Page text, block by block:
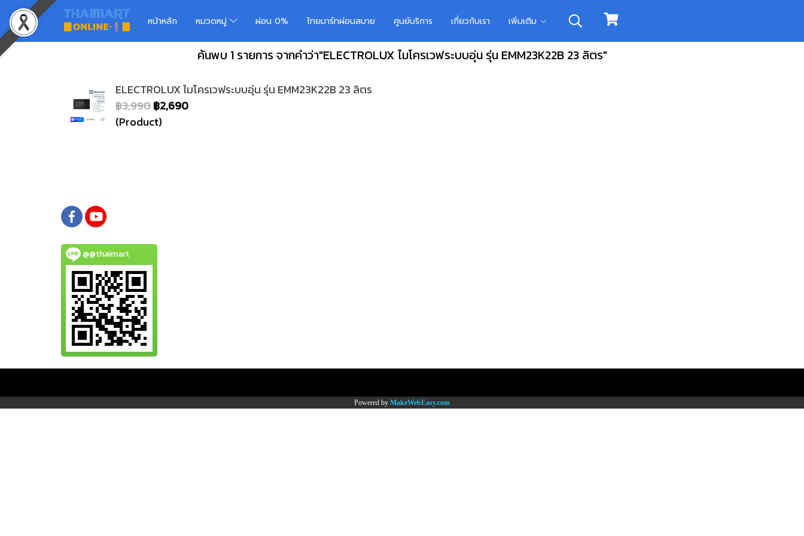
หน้าหลัก หมวดหมู่ ผ่อน 0% ไทยมาร์ทผ่อนสบาย ศูนย์บริการ เกี่ยวกับเรา เพิ่มเติม
ค้นพบ 1 รายการ จากคำว่า"ELECTROLUX ไมโครเวฟระบบอุ่น รุ่น EMM23K22B 23 ลิตร"
ELECTROLUX ไมโครเวฟระบบอุ่น รุ่น EMM23K22B 23 ลิตร
฿3,990฿2,690
(Product)
@@thaimart
Powered by MakeWebEasy.com